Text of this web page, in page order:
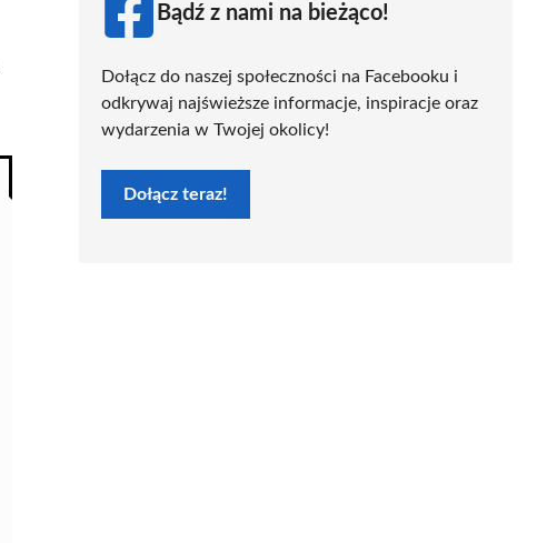
Bądź z nami na bieżąco!
Dołącz do naszej społeczności na Facebooku i
odkrywaj najświeższe informacje, inspiracje oraz
wydarzenia w Twojej okolicy!
Dołącz teraz!